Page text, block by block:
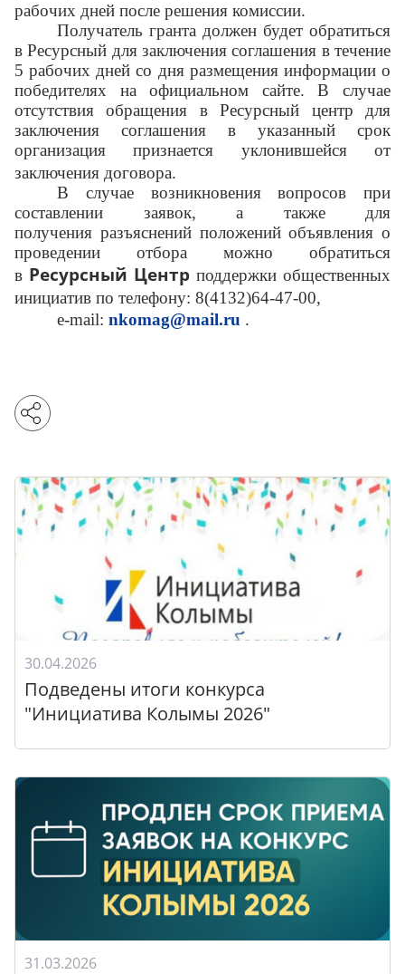
рабочих дней после решения комиссии.
Получатель гранта должен будет обратиться
в Ресурсный для заключения соглашения в течение
5 рабочих дней со дня размещения информации о
победителях на официальном сайте. В случае
отсутствия обращения в Ресурсный центр для
заключения соглашения в указанный срок
организация признается уклонившейся от
заключения договора.
В случае возникновения вопросов при
составлении заявок, а также для
получения разъяснений положений объявления о
проведении отбора можно обратиться
в Ресурсный Центр поддержки общественных
инициатив по телефону: 8(4132)64-47-00,
e-mail:nkomag@mail.ru .
30.04.2026
Подведены итоги конкурса
"Инициатива Колымы 2026"
31.03.2026